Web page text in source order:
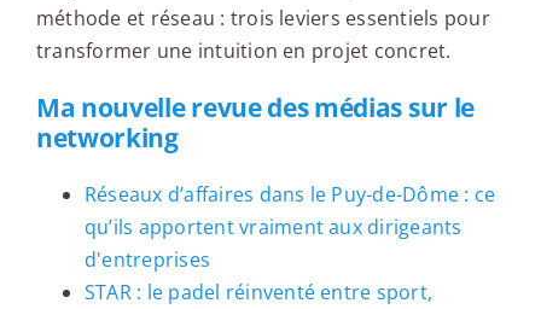
méthode et réseau : trois leviers essentiels pour
transformer une intuition en projet concret.
Ma nouvelle revue des médias sur le
networking
Réseaux d’affaires dans le Puy-de-Dôme : ce
qu’ils apportent vraiment aux dirigeants
d'entreprises
STAR : le padel réinventé entre sport,